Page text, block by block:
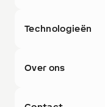
Technologieën
Over ons